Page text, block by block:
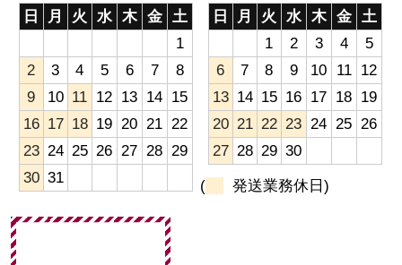
日
月 火 水 木 金 土
1
2
3 4 5 6 7
8
9
10 11 12 13 14 15
16 17 18 19 20 21 22
23 24 25 26 27 28 29
30 31
日
月 火 水 木 金
土
1
2 3 4
5
6
7 8 9 10 11
12
13 14 15 16 17 18 19
20 21 22 23 24 25 26
27 28 29 30
( 発送業務休日)